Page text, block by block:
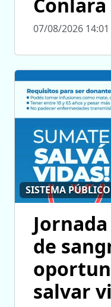
07/08/2026 14:01
SISTEMA
de
salvar